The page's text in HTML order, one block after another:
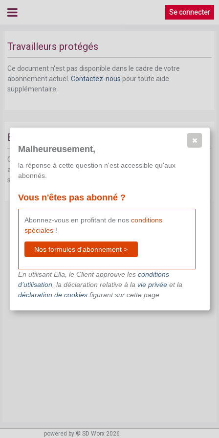
Se connecter
Travailleurs protégés
Ce document n'est pas disponible dans le cadre de votre
abonnement actuel. Contactez-nous pour toute aide
supplémentaire.
Bien-être au travail
Ce document n'est pas disponible dans le cadre de votre
abonnement actuel.Contactez-nous pour toute aide
supplémentaire.
powered by © SD Worx 2026
Malheureusement,
la réponse à cette question n'est accessible qu'aux
abonnés.
Vous n'êtes pas abonné ?
Abonnez-vous en profitant de nos conditions
spéciales!
Nos formules d'abonnement >
En utilisant Ella, le Client approuve les conditions
d’utilisation , la déclaration relative à la vie privéeet la
déclaration de cookiesfigurant sur cette page.